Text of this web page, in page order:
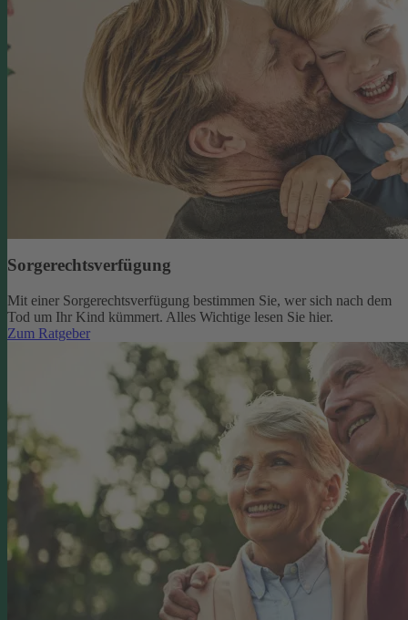
Sorgerechtsverfügung
Mit einer Sorgerechtsverfügung bestimmen Sie, wer sich nach dem
Tod um Ihr Kind kümmert. Alles Wichtige lesen Sie hier.
Zum Ratgeber